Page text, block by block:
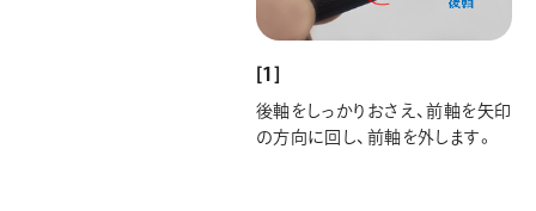
[1]
後軸をしっかりおさえ、前軸を矢印
の方向に回し、前軸を外します。